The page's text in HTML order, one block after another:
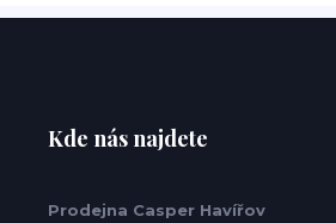
Kde nás najdete
Prodejna Casper Havířov